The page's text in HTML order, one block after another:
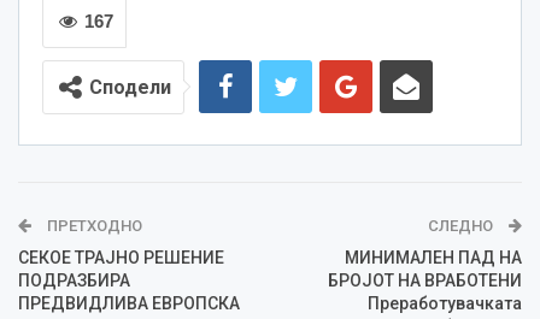
167
Сподели
ПРЕТХОДНО
СЕКОЕ ТРАЈНО РЕШЕНИЕ
ПОДРАЗБИРА
ПРЕДВИДЛИВА ЕВРОПСКА
СЛЕДНО
МИНИМАЛЕН ПАД НА
БРОЈОТ НА ВРАБОТЕНИ
Преработувачката